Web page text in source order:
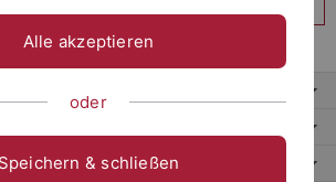
Alle akzeptieren
oder
Speichern & schließen